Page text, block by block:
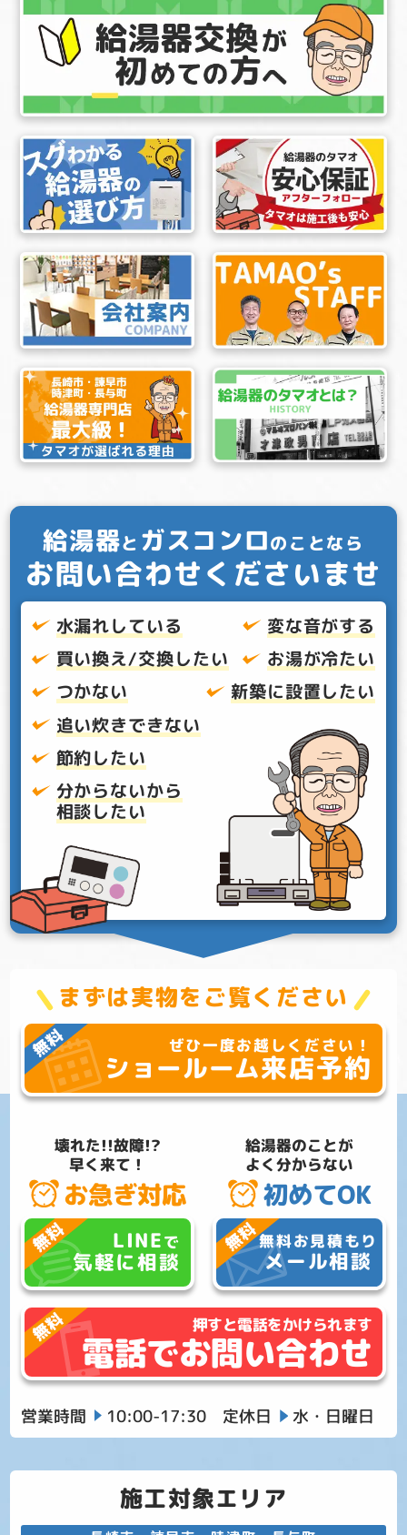
給湯器と ガスコンロのことなら
お問い合わせくださいませ
水漏れしている
変な音がする
買い換え/交換したい
お湯が冷たい
つかない
新築に設置したい
追い炊きできない
節約したい
分からないから
相談したい
まずは実物をご覧ください
壊れた!!故障!?
早く来て！
お急ぎ対応
LINEで
気軽に相談
給湯器のことが
よく分からない
初めてOK
無料お見積もり
メール相談
ぜひ一度お越しください！
ショールーム来店予約
押すと電話をかけられます
電話でお問い合わせ
営業時間 10:00-17:30 定休日 水・日曜日
施工対象エリア